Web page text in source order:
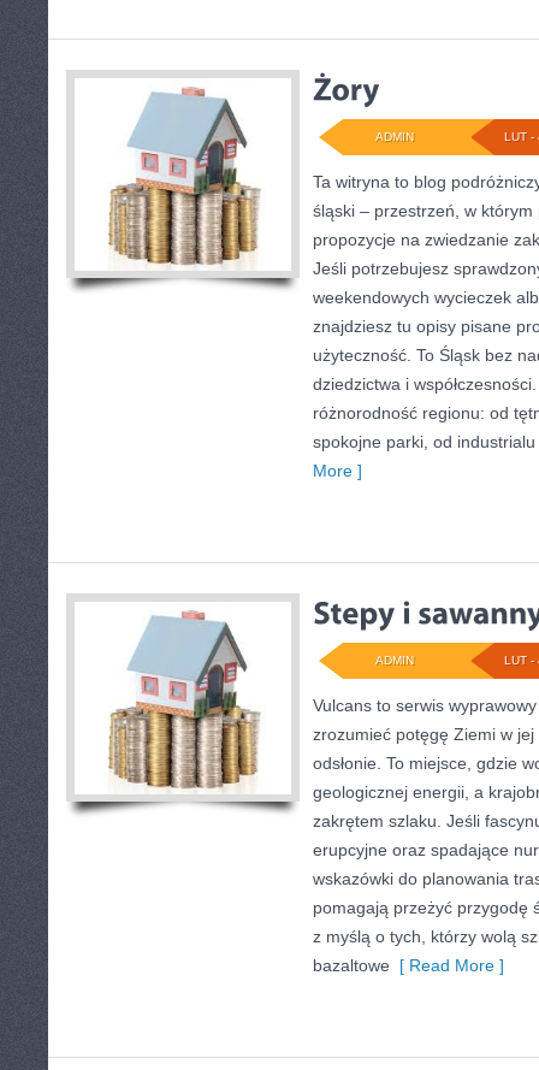
LUT -
ADMIN
Ta witryna to blog
śląski – przestrzeń, w
propozycje na zwiedzanie
Jeśli potrzebujesz
weekendowych wycieczek
znajdziesz tu opisy pisane
użyteczność. To Śląsk bez
dziedzictwa i
różnorodność regionu: od
spokojne parki, od
More ]
LUT -
ADMIN
Vulcans to serwis
zrozumieć potęgę Ziemi w
odsłonie. To miejsce, gdzie
geologicznej energii, a
zakrętem szlaku. Jeśli
erupcyjne oraz spadające
wskazówki do planowania
pomagają przeżyć przygodę
z myślą o tych, którzy wolą
bazaltowe [ Read More ]